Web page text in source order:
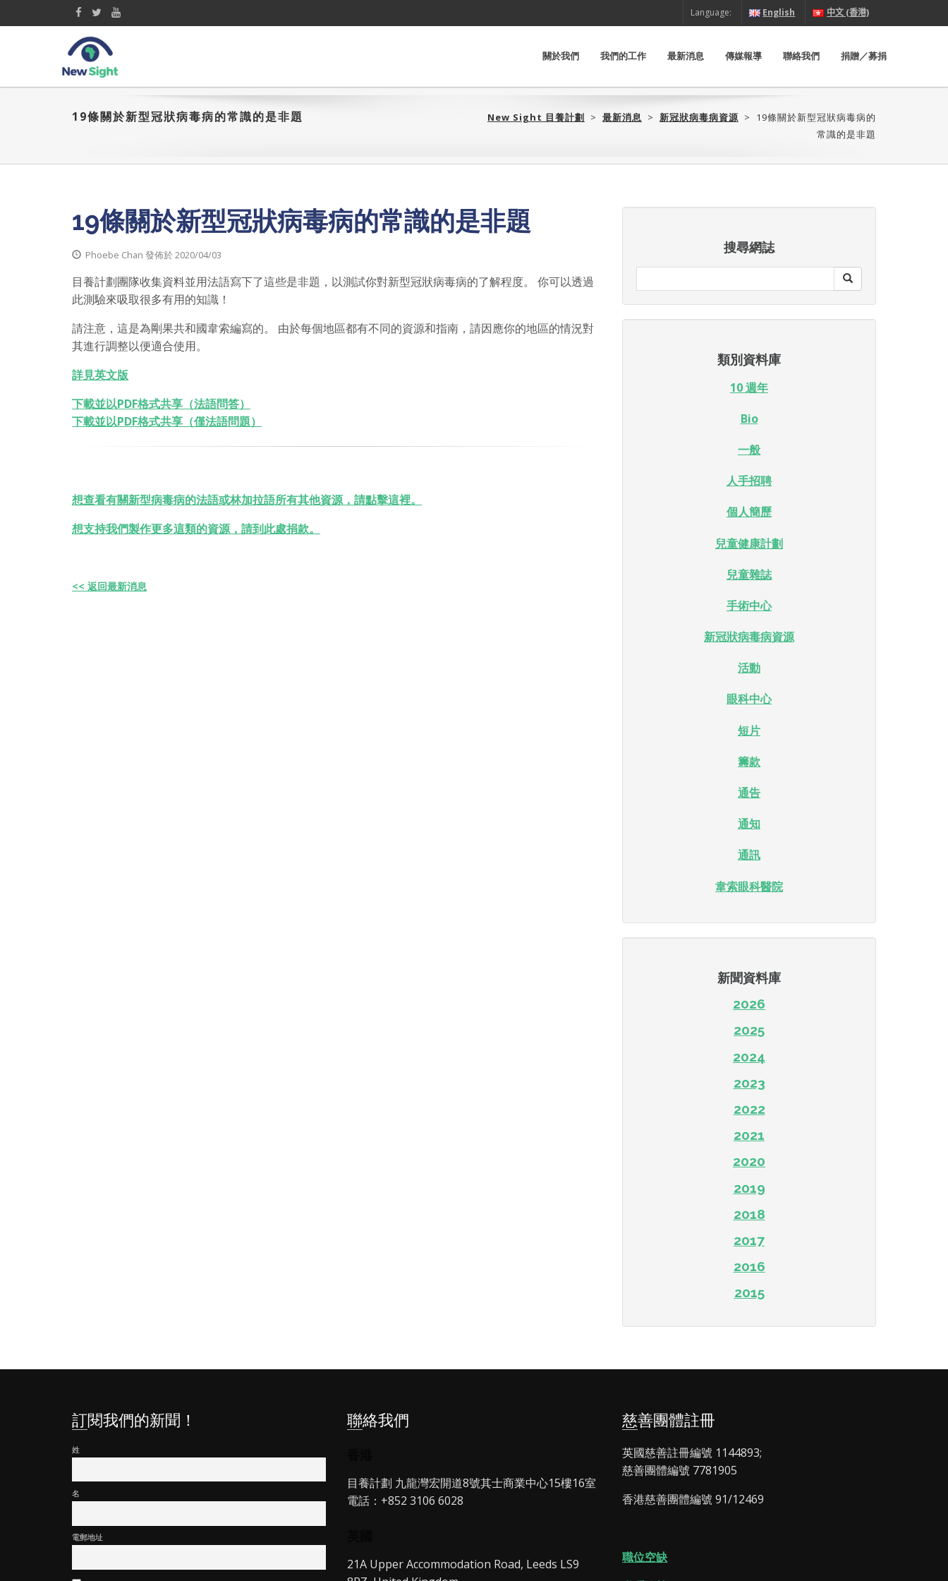
Language: English 中文 (香港)
關於我們 我們的工作 最新消息 傳媒報導 聯絡我們 捐贈／募捐
19條關於新型冠狀病毒病的常識的是非題 New Sight 目養計劃‎ > 最新消息 > 新冠狀病毒病資源 > 19條關於新型冠狀病毒病的
常識的是非題
19條關於新型冠狀病毒病的常識的是非題
Phoebe Chan 發佈於 2020/04/03
目養計劃團隊收集資料並用法語寫下了這些是非題，以測試你對新型冠狀病毒病的了解程度。 你可以透過
此測驗來吸取很多有用的知識！
請注意，這是為剛果共和國韋索編寫的。 由於每個地區都有不同的資源和指南，請因應你的地區的情況對
其進行調整以便適合使用。
詳見英文版
下載並以PDF格式共享（法語問答）
下載並以PDF格式共享（僅法語問題）
想查看有關新型病毒病的法語或林加拉語所有其他資源，請點擊這裡。
想支持我們製作更多這類的資源，請到此處捐款。
<< 返回最新消息
搜尋網誌
類別資料庫
10 週年
Bio
一般
人手招聘
個人簡歷
兒童健康計劃
兒童雜誌
手術中心
新冠狀病毒病資源
活動
眼科中心
短片
籌款
通告
通知
通訊
韋索眼科醫院
新聞資料庫
2026
2025
2024
2023
2022
2021
2020
2019
2018
2017
2016
2015
訂閱我們的新聞！
姓
名
電郵地址
聯絡我們
目養計劃 九龍灣宏開道8號其士商業中心15樓16室
電話：+852 3106 6028
21A Upper Accommodation Road, Leeds LS9
慈善團體註冊
英國慈善註冊編號 1144893;
慈善團體編號 7781905
香港慈善團體編號 91/12469
職位空缺